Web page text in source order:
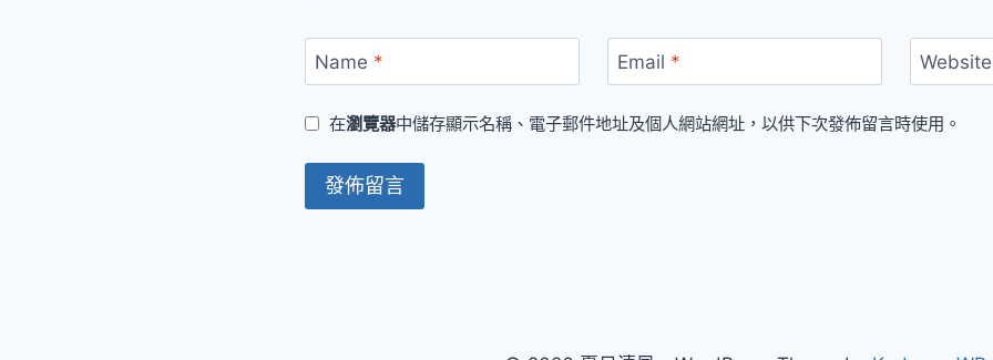
Name * Email * Website
在瀏覽器中儲存顯示名稱、電子郵件地址及個人網站網址，以供下次發佈留言時使用。